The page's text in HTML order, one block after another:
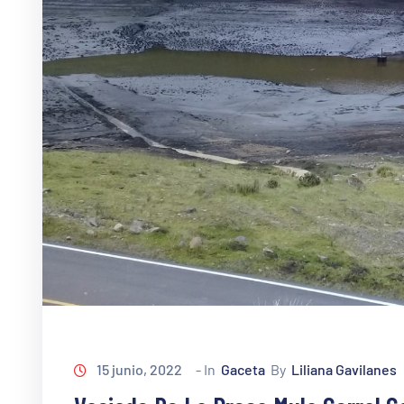
15 junio, 2022 - In Gaceta By Liliana Gavilanes